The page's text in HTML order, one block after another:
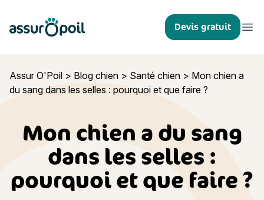
Assur O'Poil Devis gratuit
Assur O'Poil > Blog chien > Santé chien > Mon chien a
du sang dans les selles : pourquoi et que faire ?
Mon chien a du sang
dans les selles :
pourquoi et que faire ?